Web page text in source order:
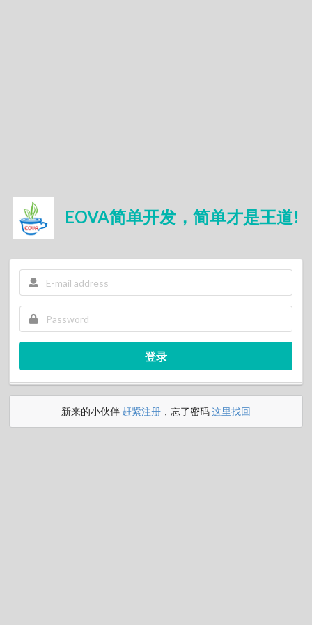
EOVA简单开发，简单才是王道!
登录
新来的小伙伴 赶紧注册 ，忘了密码这里找回